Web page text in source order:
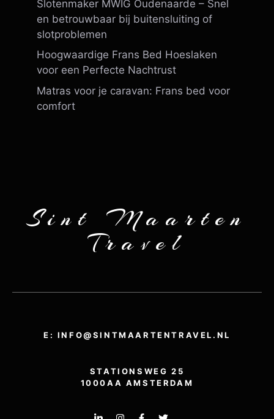
Slotenmaker MWIG Oudenaarde – Snel
en betrouwbaar bij buitensluiting of
slotproblemen
Hoogwaardige Frans Bed Hoeslaken
voor een Perfecte Nachtrust
Matras voor je caravan: Frans bed voor
comfort
Sint Maarten
Travel
E: INFO@SINTMAARTENTRAVEL.NL
STATIONSWEG 25
1000AA AMSTERDAM